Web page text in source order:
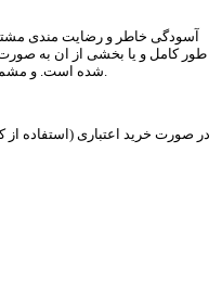
آسودگی خاطر و رضایت مندی
طور کامل و یا بخشی از ان به
شده است. و مشمول 7 روز مهلت تست و بازگشت کالا می باشند و همچنین اقلامی که به عنوان هدیه‌ از طرف اخوان شاپینگ همراه سفارش ارسال و در فاکتور فروش با مبلغ صفر ریال درج شده‌اند، مشمول 7 روز ضمانت تعویض نیستند.